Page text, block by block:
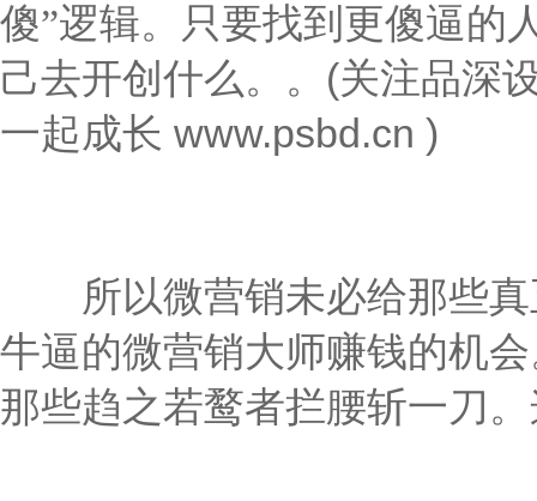
傻”逻辑。只要找到更傻逼的
己去开创什么。 。 (关注品深
一起成长 www.psbd.cn )
所以微营销未必给那些真
牛逼的微营销大师赚钱的机
那些趋之若鹜者拦腰斩一刀